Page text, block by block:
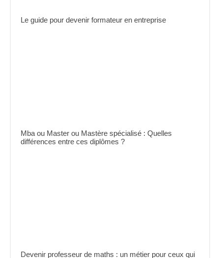
Le guide pour devenir formateur en entreprise
Mba ou Master ou Mastère spécialisé : Quelles
différences entre ces diplômes ?
Devenir professeur de maths : un métier pour ceux qui